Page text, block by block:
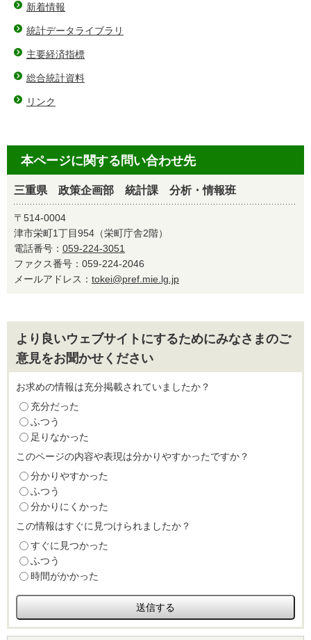
新着情報
統計データライブラリ
主要経済指標
総合統計資料
リンク
本ページに関する問い合わせ先
三重県 政策企画部 統計課 分析・情報班
〒514-0004
津市栄町1丁目954（栄町庁舎2階）
電話番号： 059-224-3051
ファクス番号：059-224-2046
メールアドレス： tokei@pref.mie.lg.jp
より良いウェブサイトにするためにみなさまのご
意見をお聞かせください
お求めの情報は充分掲載されていましたか？
充分だった
ふつう
足りなかった
このページの内容や表現は分かりやすかったですか？
分かりやすかった
ふつう
分かりにくかった
この情報はすぐに見つけられましたか？
すぐに見つかった
ふつう
時間がかかった